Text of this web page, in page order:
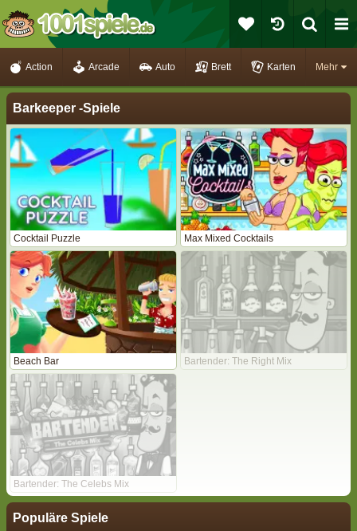
Mehr
Action Arcade Auto Brett Karten
Barkeeper -Spiele
Cocktail Puzzle Max Mixed Cocktails
Beach Bar Bartender: The Right Mix
Bartender: The Celebs Mix
Populäre Spiele